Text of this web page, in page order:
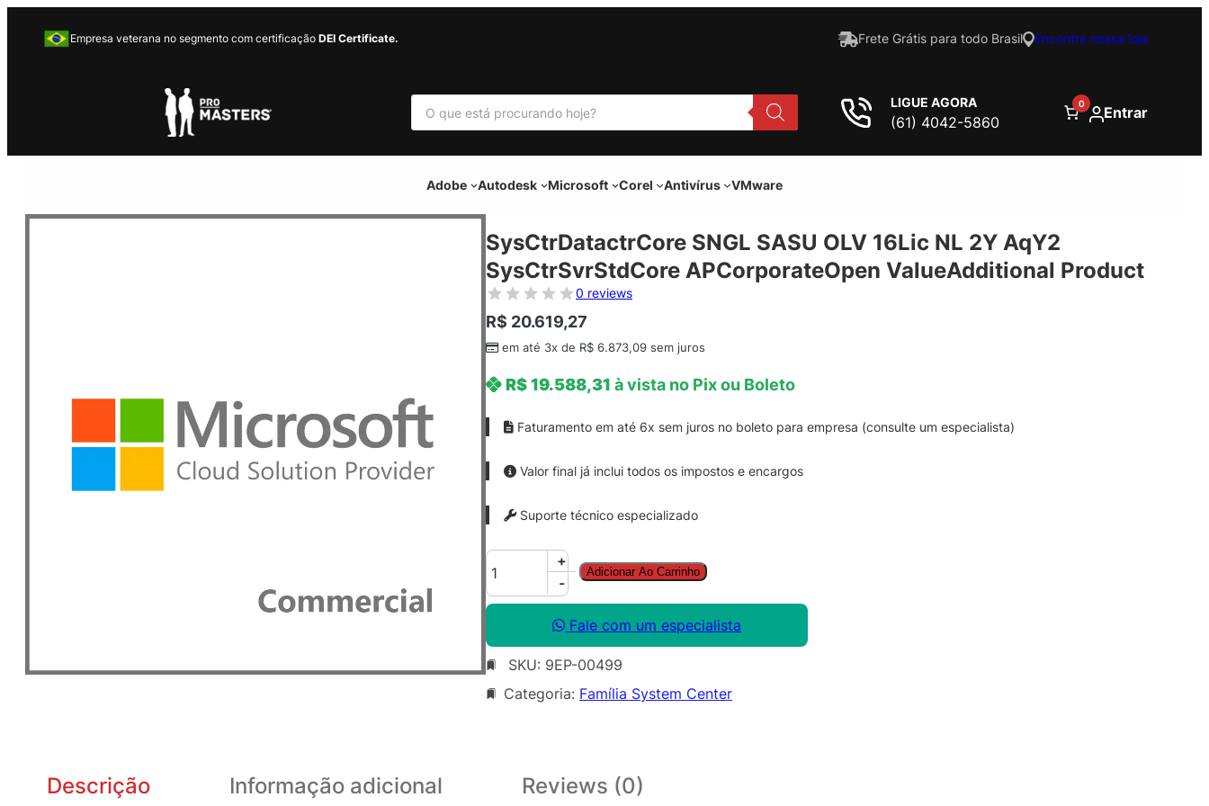
Empresa veterana no segmento com certificação DEI Certificate. Frete Grátis para todo Brasil Encontre nossa loja
P
s
u
r
LIGUE AGORA
(61) 4042-5860
0 Entrar
Adobe Autodesk Microsoft Corel Antivírus VMware
SysCtrDatactrCore SNGL SASU OLV 16Lic NL 2Y AqY2
SysCtrSvrStdCore APCorporateOpen ValueAdditional Product
0 reviews
R$ 20.619,27
em até 3x de R$ 6.873,09 sem juros
R$19.588,31 à vista no Pix ou Boleto
Faturamento em até 6x sem juros no boleto para empresa (consulte um especialista)
Valor final já inclui todos os impostos e encargos
Suporte técnico especializado
S
s
t
r
D
+
-
Adicionar Ao Carrinho
Fale com um especialista
SKU: 9EP-00499
Categoria: Família System Center
Descrição Informação adicional Reviews (0)